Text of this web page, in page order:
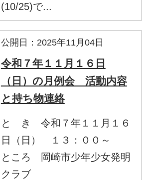
(10/25)で...
公開日：2025年11月04日
令和７年１１月１６日
（日）の月例会 活動内容
と持ち物連絡
と き 令和７年１１月１６
日（日） １３：００～
ところ 岡崎市少年少女発明
クラブ